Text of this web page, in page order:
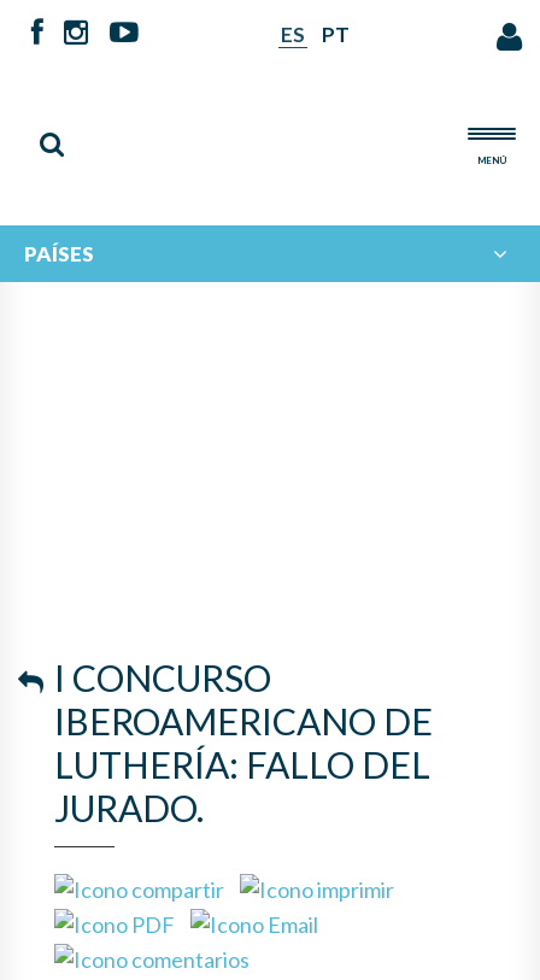
ES PT
MENÚ
PAÍSES
I CONCURSO
IBEROAMERICANO DE
LUTHERÍA: FALLO DEL
JURADO.